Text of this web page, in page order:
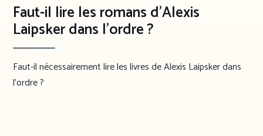
Faut-il lire les romans d’Alexis
Laipsker dans l’ordre ?
Faut-il nécessairement lire les livres de Alexis Laipsker dans
l’ordre ?